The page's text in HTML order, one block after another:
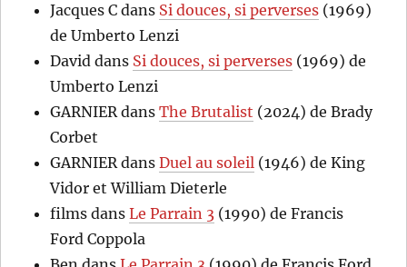
Jacques C dans Si douces, si perverses (1969)
de Umberto Lenzi
David dans Si douces, si perverses (1969) de
Umberto Lenzi
GARNIER dansThe Brutalist (2024) de Brady
Corbet
GARNIER dansDuel au soleil (1946) de King
Vidor et William Dieterle
films dansLe Parrain 3 (1990) de Francis
Ford Coppola